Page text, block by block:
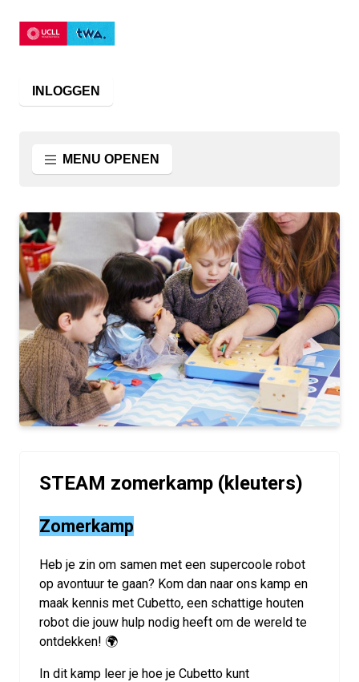
INLOGGEN
MENU OPENEN
STEAM zomerkamp (kleuters)
Zomerkamp
Heb je zin om samen met een supercoole robot
op avontuur te gaan? Kom dan naar ons kamp en
maak kennis met Cubetto, een schattige houten
robot die jouw hulp nodig heeft om de wereld te
ontdekken! 🌍
In dit kamp leer je hoe je Cubetto kunt